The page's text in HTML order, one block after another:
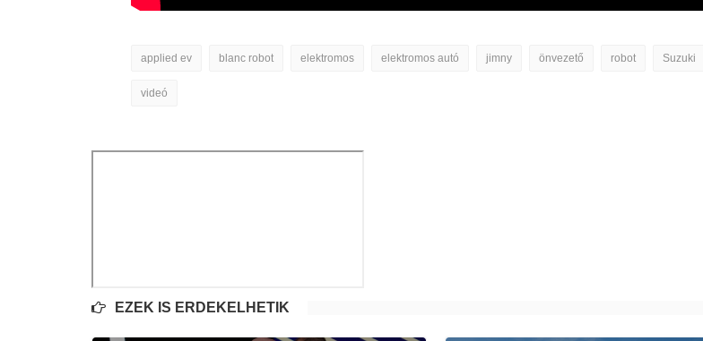
applied ev blanc robot elektromos elektromos autó jimny önvezető robot Suzuki
videó
EZEK IS ÉRDEKELHETIK